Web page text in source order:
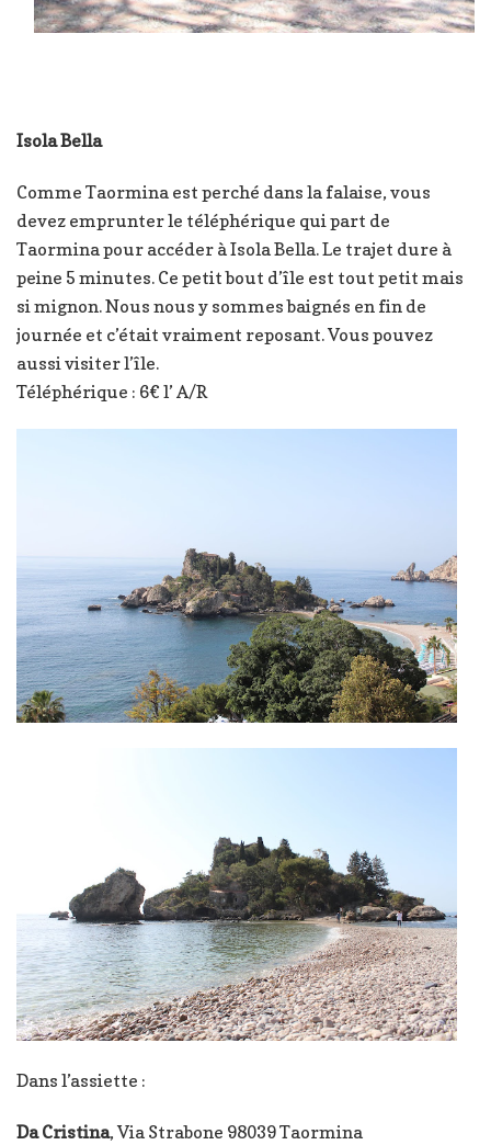
Isola Bella
Comme Taormina est perché dans la falaise, vous
devez emprunter le téléphérique qui part de
Taormina pour accéder à Isola Bella. Le trajet dure à
peine 5 minutes. Ce petit bout d’île est tout petit mais
si mignon. Nous nous y sommes baignés en fin de
journée et c’était vraiment reposant. Vous pouvez
aussi visiter l’île.
Téléphérique : 6€ l’ A/R
Dans l’assiette :
Da Cristina, Via Strabone 98039 Taormina